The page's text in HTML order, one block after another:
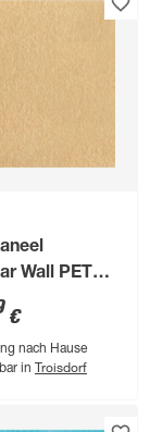
Wall PET
52 x 52 cm
€
nach Hause
in Troisdorf